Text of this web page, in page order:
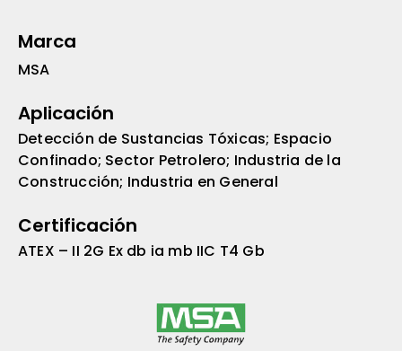
Marca
MSA
Aplicación
Detección de Sustancias Tóxicas; Espacio
Confinado; Sector Petrolero; Industria de la
Construcción; Industria en General
Certificación
ATEX – II 2G Ex db ia mb IIC T4 Gb